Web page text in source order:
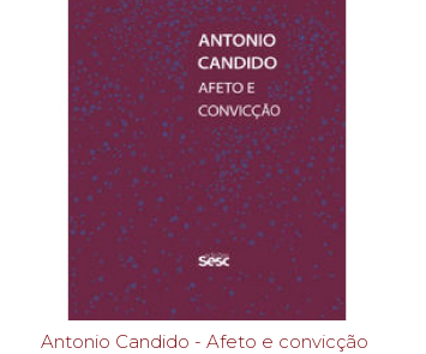
Antonio Candido - Afeto e convicção